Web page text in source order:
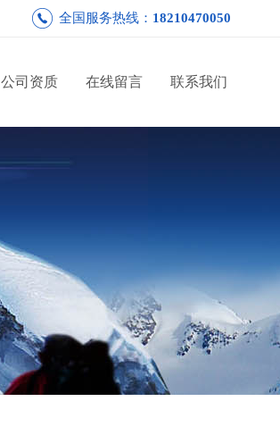
全国服务热线： 18210470050
公司资质 在线留言 联系我们